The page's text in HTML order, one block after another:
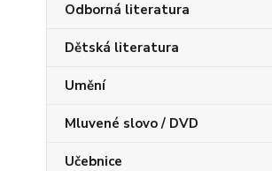
Odborná literatura
Dětská literatura
Umění
Mluvené slovo / DVD
Učebnice